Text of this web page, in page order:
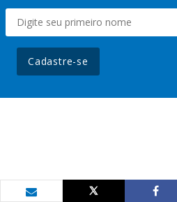
Cadastre-se